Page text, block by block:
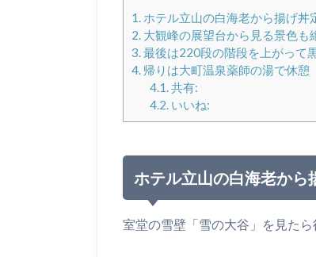
1. ホテル立山の白海老から揚げ丼
2. 大観峰の展望台から見る景色も
3.最後は220段の階段を上がって
4. 帰りは大町温泉薬師の湯で休憩
4.1.共有:
4.2.いいね:
ホテル立山の白海老から
室堂の雪壁「雪の大谷」を見た